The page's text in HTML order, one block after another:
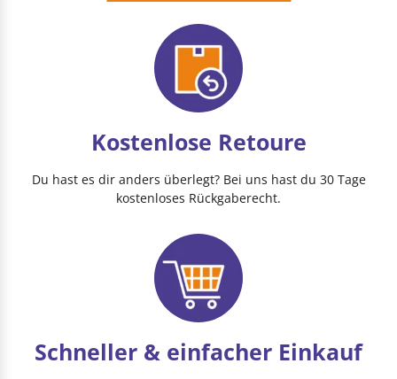
Kostenlose Retoure
Du hast es dir anders überlegt? Bei uns hast du 30 Tage
kostenloses Rückgaberecht.
Schneller & einfacher Einkauf